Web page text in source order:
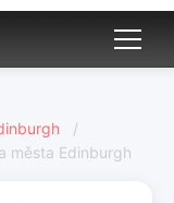
/
města Edinburgh